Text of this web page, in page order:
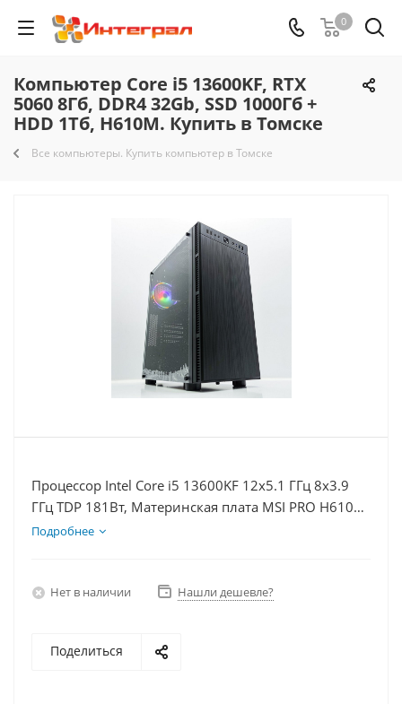
0
Компьютер Core i5 13600KF, RTX
5060 8Гб, DDR4 32Gb, SSD 1000Гб +
HDD 1Тб, H610M. Купить в Томске
Все компьютеры. Купить компьютер в Томске
Процессор Intel Core i5 13600KF 12x5.1 ГГц 8x3.9
ГГц TDP 181Вт, Материнская плата MSI PRO H610M-
E, Видеокарта RTX 5060 8Гб, Память DDR4 32Gb,
Подробнее
Нет в наличии Нашли дешевле?
Поделиться